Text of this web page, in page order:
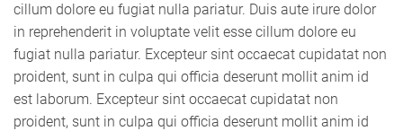
cillum dolore eu fugiat nulla pariatur. Duis aute irure dolor
in reprehenderit in voluptate velit esse cillum dolore eu
fugiat nulla pariatur. Excepteur sint occaecat cupidatat non
proident, sunt in culpa qui officia deserunt mollit anim id
est laborum. Excepteur sint occaecat cupidatat non
proident, sunt in culpa qui officia deserunt mollit anim id